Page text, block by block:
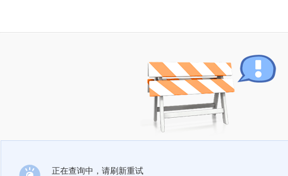
正在查询中，请刷新重试